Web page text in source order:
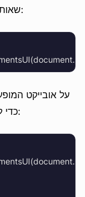
FastCommentsUI שאותה היית קורא בדרך כלל:
כדי לעדכן את ההגדרה. זה יבצע רענון של הרכיב: